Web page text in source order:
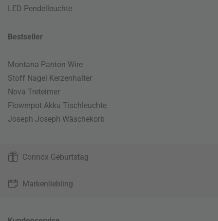
LED Pendelleuchte
Bestseller
Montana Panton Wire
Stoff Nagel Kerzenhalter
Nova Treteimer
Flowerpot Akku Tischleuchte
Joseph Joseph Wäschekorb
Connox Geburtstag
Markenliebling